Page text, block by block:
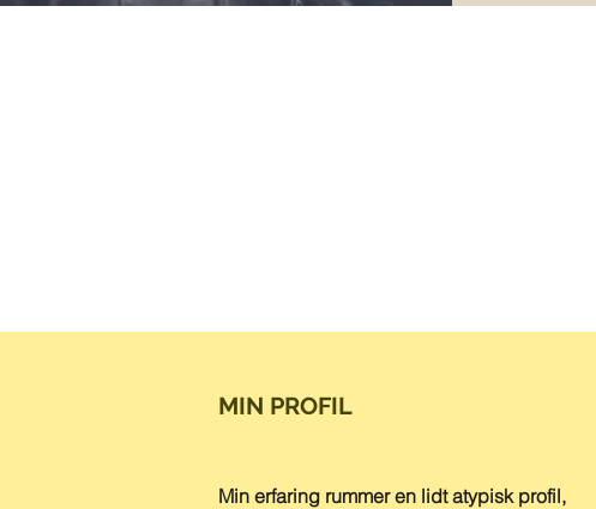
MIN PROFIL
Min erfaring rummer en lidt atypisk profil,